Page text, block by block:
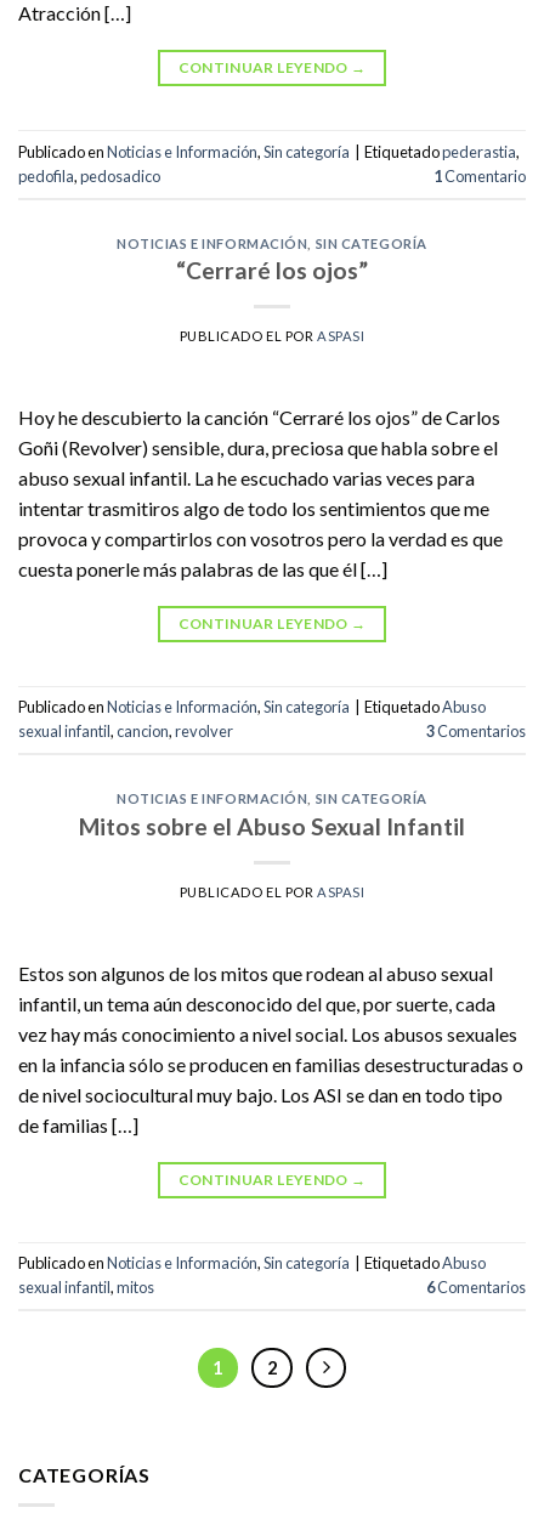
Atracción […]
CONTINUAR LEYENDO →
Publicado enNoticias e Información,Sin categoría Etiquetadopederastia,
pedofila,pedosadico 1Comentario
NOTICIAS E INFORMACIÓN SIN CATEGORÍA
“Cerraré los ojos”
PUBLICADO EL PORASPASI
Hoy he descubierto la canción “Cerraré los ojos” de Carlos
Goñi (Revolver) sensible, dura, preciosa que habla sobre el
abuso sexual infantil. La he escuchado varias veces para
intentar trasmitiros algo de todo los sentimientos que me
provoca y compartirlos con vosotros pero la verdad es que
cuesta ponerle más palabras de las que él […]
CONTINUAR LEYENDO →
Publicado enNoticias e Información,Sin categoría EtiquetadoAbuso
sexual infantil,cancion,revolver 3Comentarios
NOTICIAS E INFORMACIÓN SIN CATEGORÍA
Mitos sobre el Abuso Sexual Infantil
PUBLICADO EL PORASPASI
Estos son algunos de los mitos que rodean al abuso sexual
infantil, un tema aún desconocido del que, por suerte, cada
vez hay más conocimiento a nivel social. Los abusos sexuales
en la infancia sólo se producen en familias desestructuradas o
de nivel sociocultural muy bajo. Los ASI se dan en todo tipo
de familias […]
CONTINUAR LEYENDO →
Publicado enNoticias e Información,Sin categoría EtiquetadoAbuso
sexual infantil,mitos 6Comentarios
1 2
CATEGORÍAS